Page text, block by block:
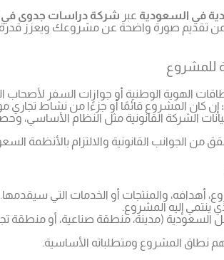
في السعودية عبر شركة دراسات جدوى في
تقديم صورة واضحة عن مشروعك ويعزز
الهوية الوطنية أو جوازات السفر لأصحاب
إن كان المشروع قائمًا أو جزءًا من نشاط تجاري
الشركة القانونية مثل النظام الأساسي،
من الجوانب القانونية والالتزام بالأنظمة
أهدافه، والمنتجات أو الخدمات التي سيقدمها.
ينتمي إليه المشروع.
السعودية (مدينة، منطقة صناعية، أو منطقة
نطاق المشروع ومتطلباته الأساسية.